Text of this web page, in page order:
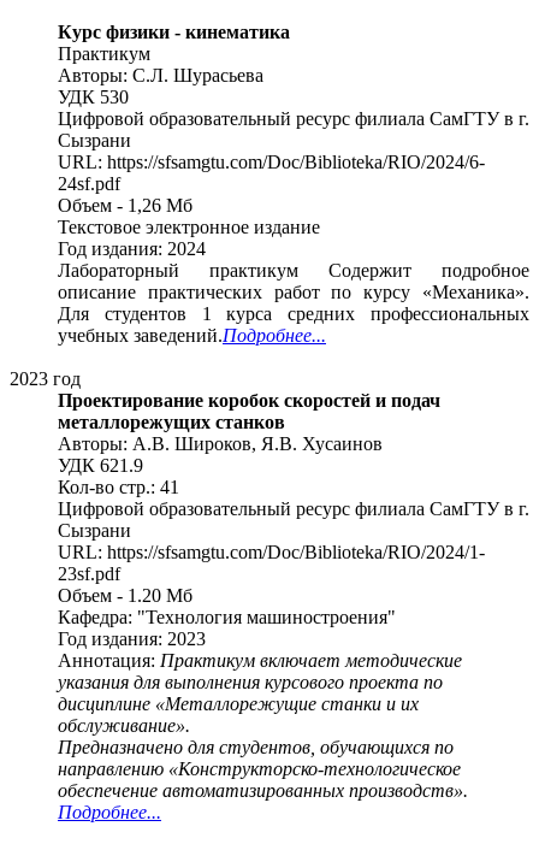
Курс физики - кинематика
Практикум
Авторы: С.Л. Шурасьева
УДК 530
Цифровой образовательный ресурс филиала СамГТУ в г.
Сызрани
URL: https://sfsamgtu.com/Doc/Biblioteka/RIO/2024/6-
24sf.pdf
Объем - 1,26 Мб
Текстовое электронное издание
Год издания: 2024
Лабораторный практикум Содержит подробное
описание практических работ по курсу «Механика».
Для студентов 1 курса средних профессиональных
учебных заведений.Подробнее...
2023 год
Проектирование коробок скоростей и подач
металлорежущих станков
Авторы: А.В. Широков, Я.В. Хусаинов
УДК 621.9
Кол-во стр.: 41
Цифровой образовательный ресурс филиала СамГТУ в г.
Сызрани
URL: https://sfsamgtu.com/Doc/Biblioteka/RIO/2024/1-
23sf.pdf
Объем - 1.20 Мб
Кафедра: "Технология машиностроения"
Год издания: 2023
Аннотация: Практикум включает методические
указания для выполнения курсового проекта по
дисциплине «Металлорежущие станки и их
обслуживание».
Предназначено для студентов, обучающихся по
направлению «Конструкторско-технологическое
обеспечение автоматизированных производств».
Подробнее...